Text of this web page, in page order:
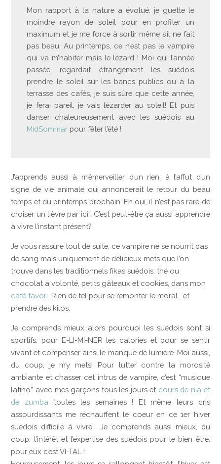
Mon rapport à la nature a évolué: je guette le
moindre rayon de soleil pour en profiter un
maximum et je me force à sortir même s’il ne fait
pas beau. Au printemps, ce n’est pas le vampire
qui va m’habiter mais le lézard ! Moi qui l’année
passée, regardait étrangement les suédois
prendre le soleil sur les bancs publics ou à la
terrasse des cafés, je suis sûre que cette année,
je ferai pareil, je vais lézarder au soleil! Et puis
danser chaleureusement avec les suédois au
MidSommar pour fêter l’été !
J’apprends aussi à m’émerveiller d’un rien, à l’affut d’un
signe de vie animale qui annoncerait le retour du beau
temps et du printemps prochain. Eh oui, il n’est pas rare de
croiser un lièvre par ici… C’est peut-être ça aussi apprendre
à vivre l’instant présent?
Je vous rassure tout de suite, ce vampire ne se nourrit pas
de sang mais uniquement de délicieux mets que l’on
trouve dans les traditionnels fikas suédois: thé ou
chocolat à volonté, petits gâteaux et cookies, dans mon
café favori . Rien de tel pour se remonter le moral… et
prendre des kilos.
Je comprends mieux alors pourquoi les suédois sont si
sportifs: pour E-LI-MI-NER les calories et pour se sentir
vivant et compenser ainsi le manque de lumière. Moi aussi,
du coup, je m’y mets! Pour lutter contre la morosité
ambiante et chasser cet intrus de vampire, c’est “musique
latino” avec mes garçons tous les jours et cours de nia et
de zumba toutes les semaines ! Et même leurs cris
assourdissants me réchauffent le coeur en ce 1er hiver
suédois difficile à vivre… Je comprends aussi mieux, du
coup, l’intérêt et l’expertise des suédois pour le bien être:
pour eux c’est VI-TAL !